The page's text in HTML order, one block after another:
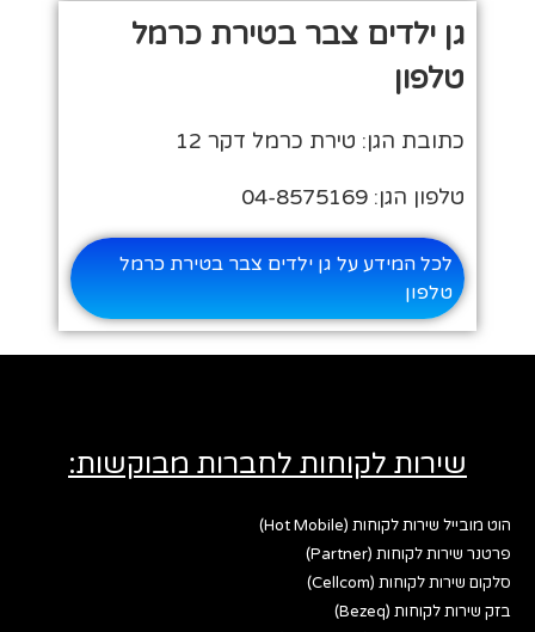
גן ילדים צבר בטירת כרמל
טלפון
כתובת הגן: טירת כרמל דקר 12
טלפון הגן: 04-8575169
לכל המידע על גן ילדים צבר בטירת כרמל
טלפון
שירות לקוחות לחברות מבוקשות:
הוט מובייל שירות לקוחות (Hot Mobile)
פרטנר שירות לקוחות (Partner)
סלקום שירות לקוחות (Cellcom)
בזק שירות לקוחות (Bezeq)